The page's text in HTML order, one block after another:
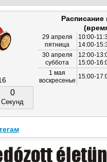
0
Секунд
29 апреля
пятница
10:00-
14:00-
30 апреля
суббота
12:00-
15:00-
1 мая
воскресенье
15:00-